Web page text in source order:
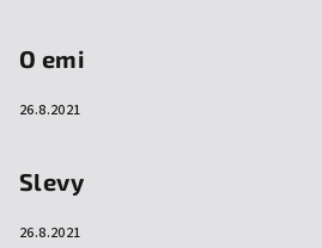
O emi
26.8.2021
Slevy
26.8.2021